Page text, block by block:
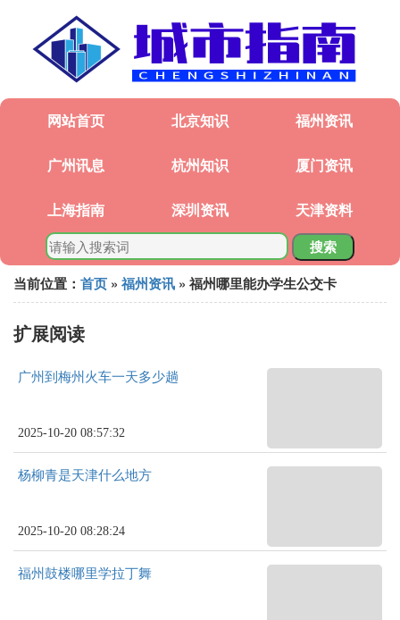
网站首页 北京知识 福州资讯
广州讯息 杭州知识 厦门资讯
上海指南 深圳资讯 天津资料
搜索
当前位置： 首页 » 福州资讯 » 福州哪里能办学生公交卡
扩展阅读
广州到梅州火车一天多少趟
2025-10-20 08:57:32
杨柳青是天津什么地方
2025-10-20 08:28:24
福州鼓楼哪里学拉丁舞